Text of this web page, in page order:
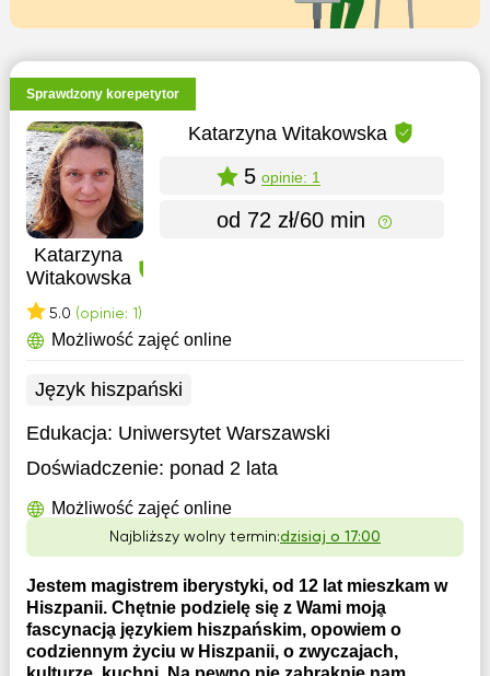
Sprawdzony korepetytor
Katarzyna
Witakowska
5.0 (opinie: 1)
Katarzyna Witakowska
5 opinie: 1
od 72 zł/60 min
Możliwość zajęć online
Język hiszpański
Edukacja: Uniwersytet Warszawski
Doświadczenie: ponad 2 lata
Możliwość zajęć online
Najbliższy wolny termin:dzisiaj o 17:00
Jestem magistrem iberystyki, od 12 lat mieszkam w
Hiszpanii. Chętnie podzielę się z Wami mojḁ
fascynacjḁ językiem hiszpańskim, opowiem o
codziennym życiu w Hiszpanii, o zwyczajach,